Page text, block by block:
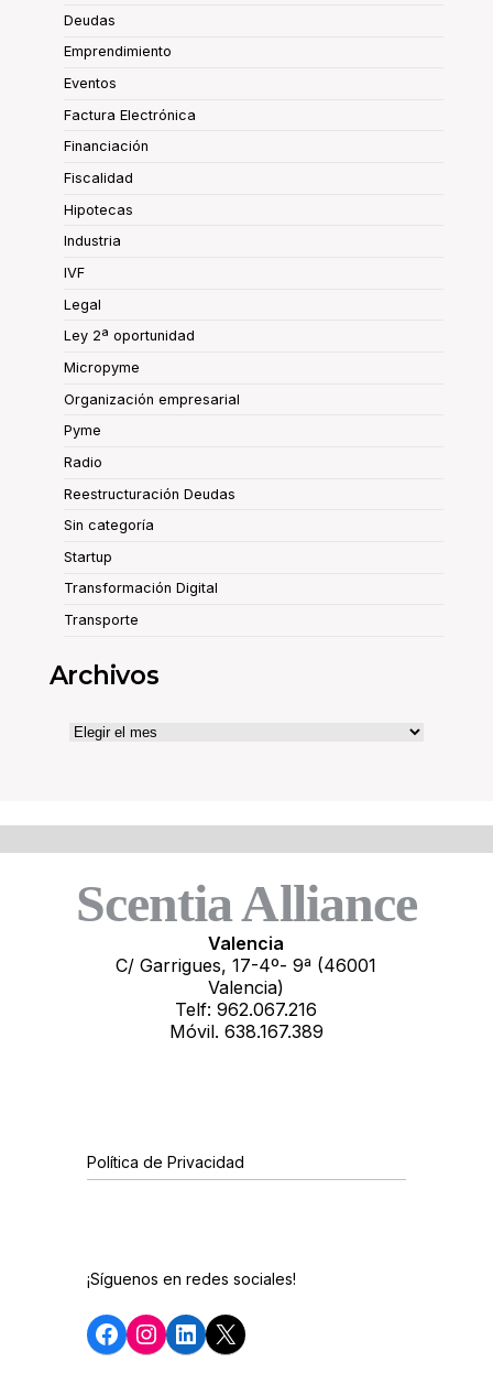
Deudas
Emprendimiento
Eventos
Factura Electrónica
Financiación
Fiscalidad
Hipotecas
Industria
IVF
Legal
Ley 2ª oportunidad
Micropyme
Organización empresarial
Pyme
Radio
Reestructuración Deudas
Sin categoría
Startup
Transformación Digital
Transporte
Archivos
Scentia Alliance
Valencia
C/ Garrigues, 17-4º- 9ª (46001
Valencia)
Telf: 962.067.216
Móvil. 638.167.389
Política de Privacidad
¡Síguenos en redes sociales!
Facebook
Instagram
LinkedIn
X